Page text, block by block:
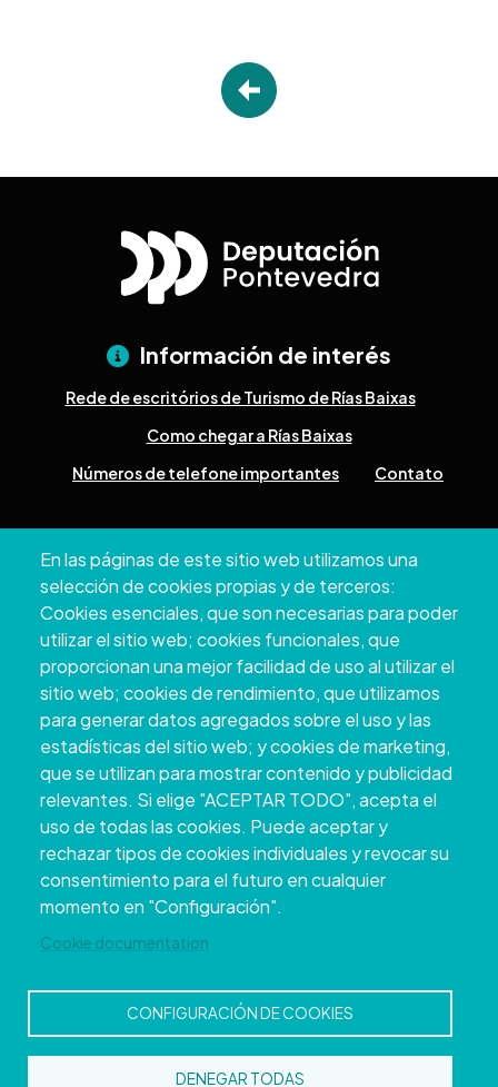
En las páginas de este sitio web utilizamos una
selección de cookies propias y de terceros:
Cookies esenciales, que son necesarias para poder
utilizar el sitio web; cookies funcionales, que
proporcionan una mejor facilidad de uso al utilizar el
sitio web; cookies de rendimiento, que utilizamos
para generar datos agregados sobre el uso y las
estadísticas del sitio web; y cookies de marketing,
que se utilizan para mostrar contenido y publicidad
relevantes. Si elige "ACEPTAR TODO", acepta el
uso de todas las cookies. Puede aceptar y
rechazar tipos de cookies individuales y revocar su
consentimiento para el futuro en cualquier
momento en "Configuración".
Cookie documentation
CONFIGURACIÓN DE COOKIES
DENEGAR TODAS
Información de interés
Rede de escritórios de Turismo de Rías Baixas
Como chegar a Rías Baixas
Números de telefone importantes
Contato
Pontevedra
+34 986 804 100 | +34 986 804 124
Copyright © 2026. Conselho Provincial de
Pontevedra.
Todos os direitos reservados